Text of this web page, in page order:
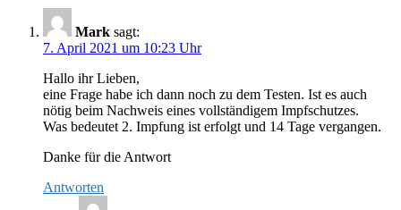
Mark sagt:
7. April 2021 um 10:23 Uhr
Hallo ihr Lieben,
eine Frage habe ich dann noch zu dem Testen. Ist es auch
nötig beim Nachweis eines vollständigem Impfschutzes.
Was bedeutet 2. Impfung ist erfolgt und 14 Tage vergangen.
Danke für die Antwort
Antworten